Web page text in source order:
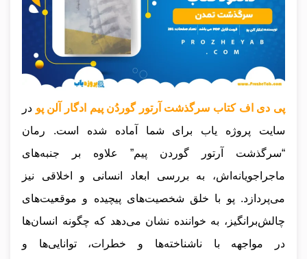
پی دی اف کتاب سرگذشت آرتور گوردُن پیم ادگار آلن‌ پو در
سایت پروژه یاب برای شما آماده شده است. رمان
“سرگذشت آرتور گوردن پیم” علاوه بر جنبه‌های
ماجراجویانه‌اش، به بررسی ابعاد انسانی و اخلاقی نیز
می‌پردازد. پو با خلق شخصیت‌های پیچیده و موقعیت‌های
چالش‌برانگیز، به خواننده نشان می‌دهد که چگونه انسان‌ها
در مواجهه با ناشناخته‌ها و خطرات، توانایی‌ها و